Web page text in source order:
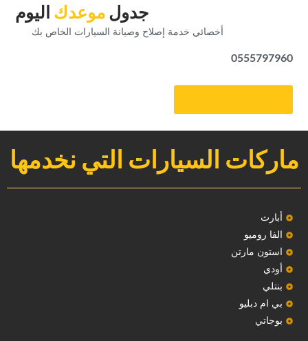
‏جدول‏‏موعدك‏ ‏اليوم‏
‏أخصائي خدمة إصلاح وصيانة السيارات الخاص بك‏
0555797960
ماركات السيارات التي نخدمها
‏أبارث‏
الفا روميو
استون مارتن
أودي
بنتلي
بي ام دبليو
بوجاتي